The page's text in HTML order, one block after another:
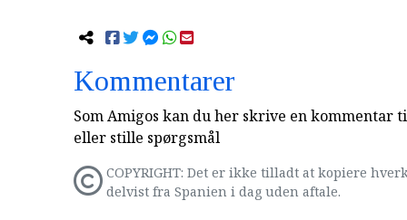
Kommentarer
Som Amigos kan du her skrive en kommentar
eller stille spørgsmål
COPYRIGHT: Det er ikke tilladt at kopiere
delvist fra Spanien i dag uden aftale.